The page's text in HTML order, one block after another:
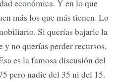
económica. Y en lo que
más los que más tienen. Lo
Si querías bajarle la
no querías perder recursos,
es la famosa discusión del
pero nadie del 35 ni del 15.